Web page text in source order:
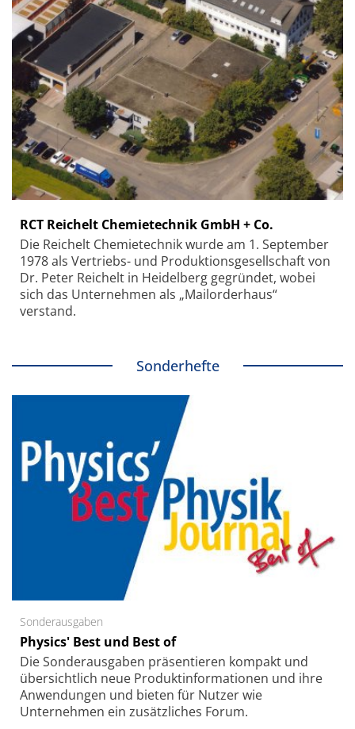
RCT Reichelt Chemietechnik GmbH + Co.
Die Reichelt Chemietechnik wurde am 1. September
1978 als Vertriebs- und Produktionsgesellschaft von
Dr. Peter Reichelt in Heidelberg gegründet, wobei
sich das Unternehmen als „Mailorderhaus“
verstand.
Sonderhefte
Sonderausgaben
Physics' Best und Best of
Die Sonder­ausgaben präsentieren kompakt und
übersichtlich neue Produkt­informationen und ihre
Anwendungen und bieten für Nutzer wie
Unternehmen ein zusätzliches Forum.